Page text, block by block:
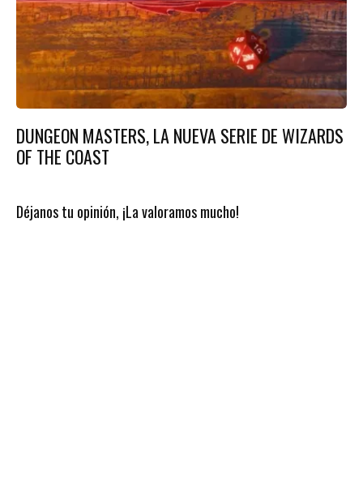
DUNGEON MASTERS, LA NUEVA SERIE DE WIZARDS
OF THE COAST
Déjanos tu opinión, ¡La valoramos mucho!